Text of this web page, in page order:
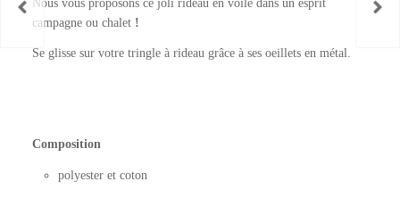
Nous vous proposons ce joli rideau en voile dans un esprit
campagne ou chalet!
Se glisse sur votre tringle à rideau grâce à ses oeillets en métal.
Composition
polyester et coton